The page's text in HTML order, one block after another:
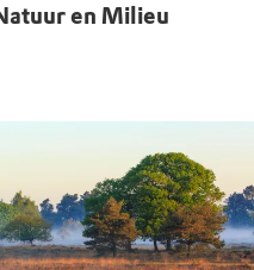
en Milieu